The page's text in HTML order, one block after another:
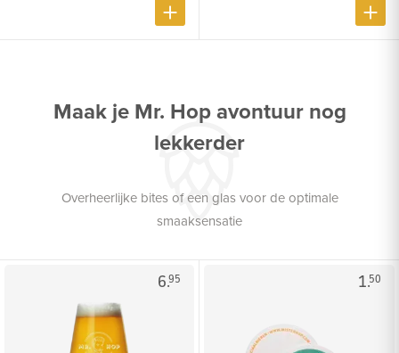
Maak je Mr. Hop avontuur nog
lekkerder
Overheerlijke bites of een glas voor de optimale
smaaksensatie
6.95 1.50